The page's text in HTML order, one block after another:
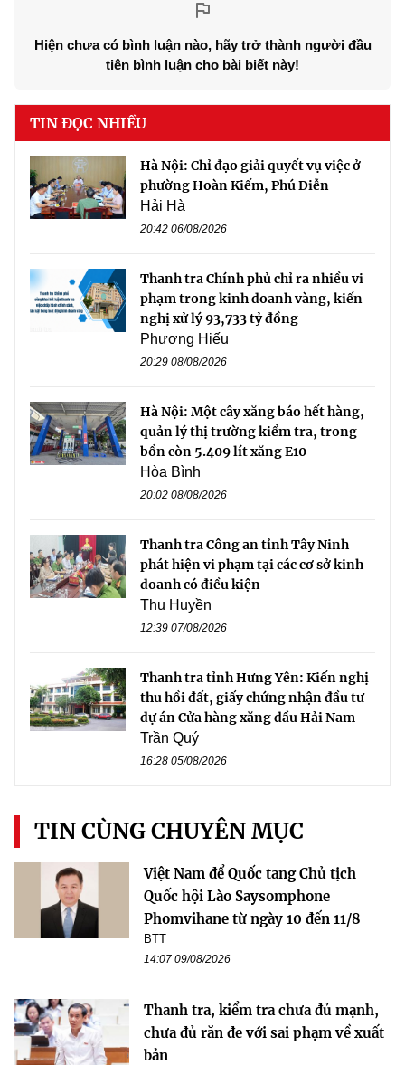
Hiện chưa có bình luận nào, hãy trở thành người đầu
tiên bình luận cho bài biết này!
TIN ĐỌC NHIỀU
Hà Nội: Chỉ đạo giải quyết vụ việc ở
phường Hoàn Kiếm, Phú Diễn
Hải Hà
20:42 06/08/2026
Thanh tra Chính phủ chỉ ra nhiều vi
phạm trong kinh doanh vàng, kiến
nghị xử lý 93,733 tỷ đồng
Phương Hiếu
20:29 08/08/2026
Hà Nội: Một cây xăng báo hết hàng,
quản lý thị trường kiểm tra, trong
bồn còn 5.409 lít xăng E10
Hòa Bình
20:02 08/08/2026
Thanh tra Công an tỉnh Tây Ninh
phát hiện vi phạm tại các cơ sở kinh
doanh có điều kiện
Thu Huyền
12:39 07/08/2026
Thanh tra tỉnh Hưng Yên: Kiến nghị
thu hồi đất, giấy chứng nhận đầu tư
dự án Cửa hàng xăng dầu Hải Nam
Trần Quý
16:28 05/08/2026
TIN CÙNG CHUYÊN MỤC
Việt Nam để Quốc tang Chủ tịch
Quốc hội Lào Saysomphone
Phomvihane từ ngày 10 đến 11/8
BTT
14:07 09/08/2026
Thanh tra, kiểm tra chưa đủ mạnh,
chưa đủ răn đe với sai phạm về xuất
bản